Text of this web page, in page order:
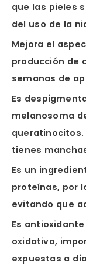
que las pieles
del uso de la
Mejora el
producción de
semanas de
Es
melanosoma
queratinocitos.
tienes
Es un
proteínas, por
evitando que
Es
oxidativo,
expuestas a